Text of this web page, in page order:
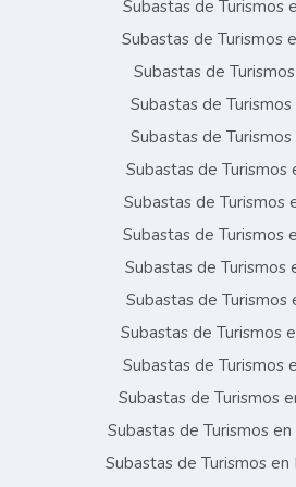
Subastas de Turismos
Subastas de Turismos
Subastas de
Subastas de
Subastas de
Subastas de Turismos
Subastas de Turismos
Subastas de Turismos
Subastas de Turismos
Subastas de Turismos
Subastas de Turismos
Subastas de Turismos
Subastas de Turismos
Subastas de Turismos
Subastas de Turismos